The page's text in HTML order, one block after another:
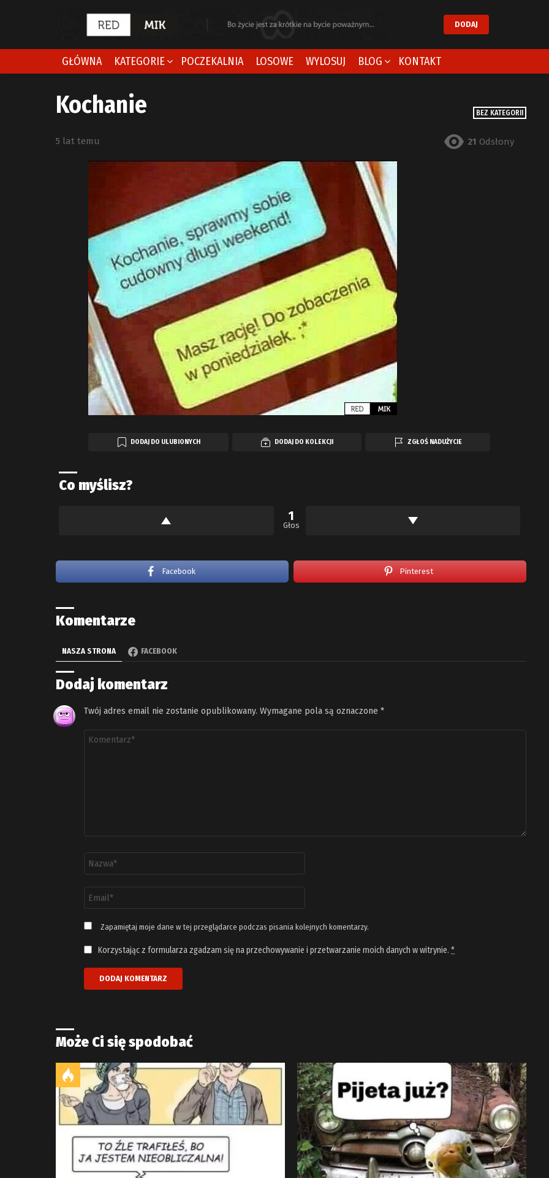
DODAJ
GŁÓWNA KATEGORIE POCZEKALNIA LOSOWE WYLOSUJ BLOG KONTAKT
BEZ KATEGORII
Kochanie
5 lat temu 21 Odsłony
DODAJ DO ULUBIONYCH DODAJ DO KOLEKCJI ZGŁOŚ NADUŻYCIE
Co myślisz?
1
Głos
Facebook Pinterest
Komentarze
NASZA STRONA FACEBOOK
Dodaj komentarz
Twój adres email nie zostanie opublikowany. Wymagane pola są oznaczone *
Komentarz
email
*
Zapamiętaj moje dane w tej przeglądarce podczas pisania kolejnych komentarzy.
Korzystając z formularza zgadzam się na przechowywanie i przetwarzanie moich danych w witrynie. *
Może Ci się spodobać